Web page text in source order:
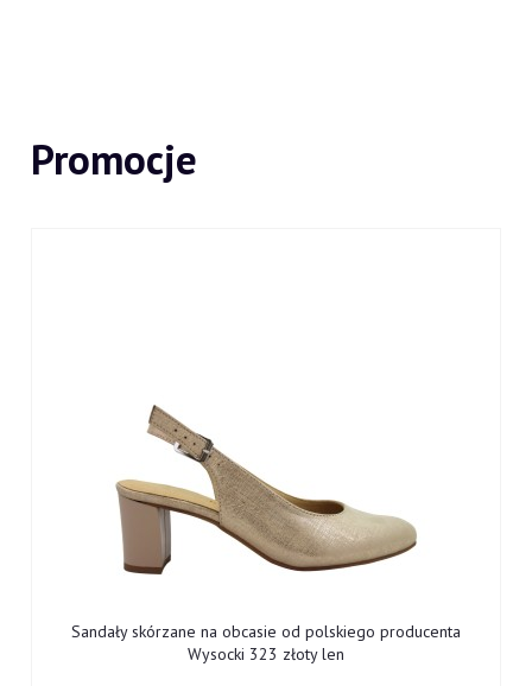
Promocje
Sandały skórzane na obcasie od polskiego producenta
Wysocki 323 złoty len